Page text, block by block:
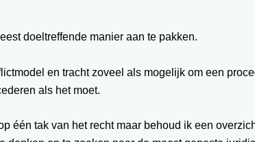
doeltreffende manier aan te pakken.
en tracht zoveel als mogelijk om een
als het moet.
één tak van het recht maar behoud ik een